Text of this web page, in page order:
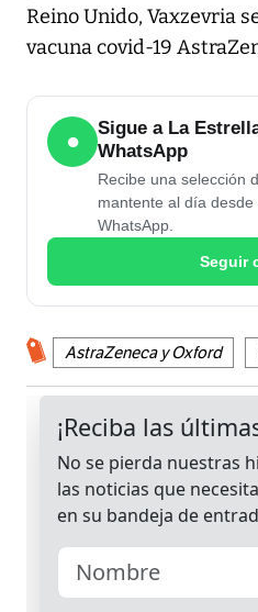
Reino Unido, Vaxzevria
vacuna covid-19
●
Sigue a La
WhatsApp
Recibe una selección
mantente al día
WhatsApp.
Seguir
AstraZeneca y Oxford